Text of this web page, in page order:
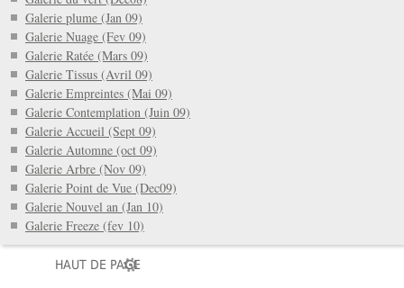
Galerie plume (Jan 09)
Galerie Nuage (Fev 09)
Galerie Ratée (Mars 09)
Galerie Tissus (Avril 09)
Galerie Empreintes (Mai 09)
Galerie Contemplation (Juin 09)
Galerie Accueil (Sept 09)
Galerie Automne (oct 09)
Galerie Arbre (Nov 09)
Galerie Point de Vue (Dec09)
Galerie Nouvel an (Jan 10)
Galerie Freeze (fev 10)
HAUT DE PAGE